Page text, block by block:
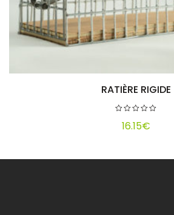
RATIÈRE RIGIDE
16.15€
Ajouter au panier